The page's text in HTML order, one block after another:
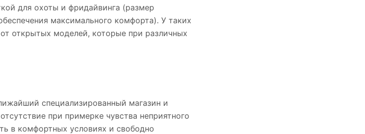
для охоты и фридайвинга (размер
максимального комфорта). У таких
открытых моделей, которые при различных
специализированный магазин и
при примерке чувства неприятного
в комфортных условиях и свободно